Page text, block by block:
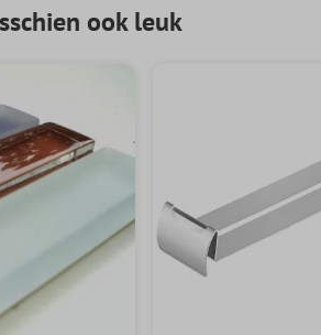
ook leuk